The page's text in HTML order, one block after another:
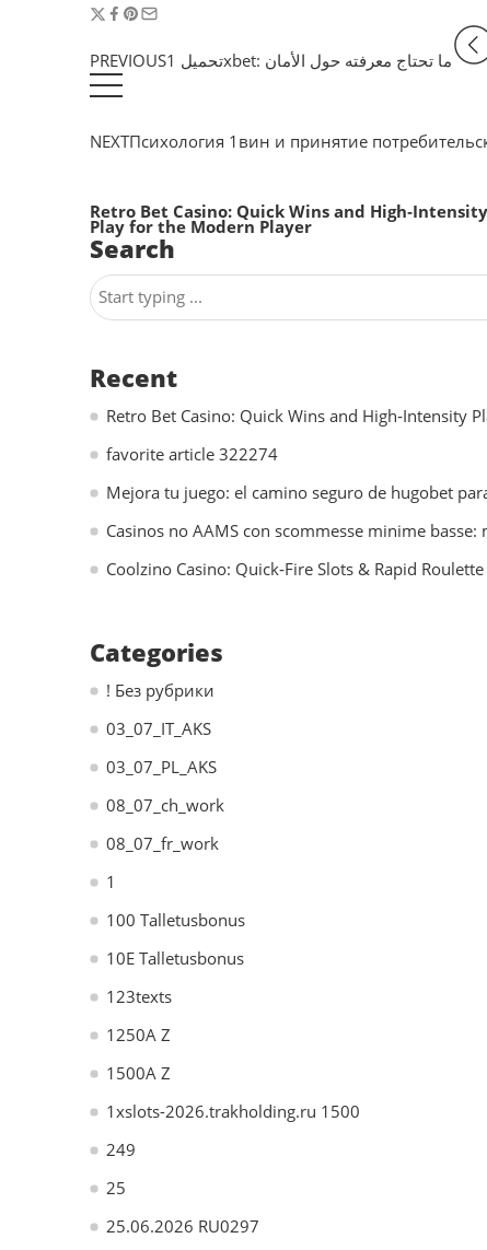
PREVIOUS تحميل 1xbet: ما تحتاج معرفته حول الأمان
NEXTПсихология 1вин и принятие
Retro Bet Casino: Quick Wins and High‑Intensity
Play for the Modern Player
Search
Recent
Retro Bet Casino: Quick Wins and High‑Intensity
favorite article 322274
Mejora tu juego: el camino seguro de hugobet
Casinos no AAMS con scommesse minime
Coolzino Casino: Quick‑Fire Slots & Rapid
Categories
! Без рубрики
03_07_IT_AKS
03_07_PL_AKS
08_07_ch_work
08_07_fr_work
1
100 Talletusbonus
10E Talletusbonus
123texts
1250A Z
1500A Z
1xslots-2026.trakholding.ru 1500
249
25
25.06.2026 RU0297